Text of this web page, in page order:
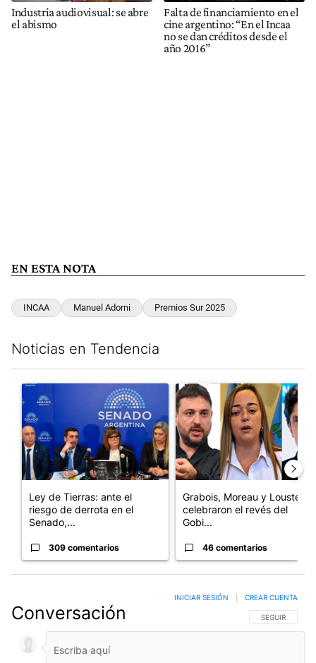
Industria audiovisual: se abre
el abismo
Falta de financiamiento en el
cine argentino: “En el Incaa
no se dan créditos desde el
año 2016”
EN ESTA NOTA
INCAA Manuel Adorni Premios Sur 2025
Noticias en Tendencia
Un artículo de tendencia con el título "Ley de Tierras: ante el
Ley de Tierras: ante el
riesgo de derrota en el
Senado,...
309 comentarios
Un artículo de tendencia con
Grabois, Moreau y Lousteau
celebraron el revés del
Gobi...
46 comentarios
Conversación SIGA ESTA
SEGUIR
INICIAR SESIÓN CREAR CUENTA